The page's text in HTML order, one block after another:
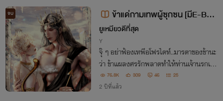
จบ
ข้าแด่กามเทพผู้ซุกซน [มีE-Boo
k]
ยูเหมียวดีที่สุด
Y
จุ๊ ๆ อย่าฟ้องเทพีอโฟรไดท์..มารดาของข้านะ
ว่า ข้าแผลงศรรักพลาดทำให้ท่านเจ้านรกเฮดี
สตกหลุมรักกามเทพเช่นตัวข้าแล้ว
76.8K 309 46 25
2 ปีที่แล้ว